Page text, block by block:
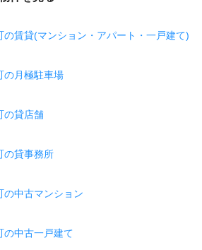
の賃貸(マンション・アパート・一戸建て)
の月極駐車場
の貸店舗
の貸事務所
の中古マンション
の中古一戸建て